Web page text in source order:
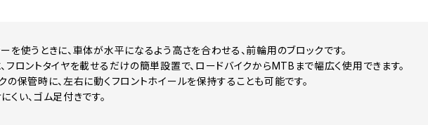
を使うときに、車体が水平になるよう高さを合わせる、前輪用のブロックです。
フロントタイヤを載せるだけの簡単設置で、ロードバイクからMTBまで幅広く使用できます。
の保管時に、左右に動くフロントホイールを保持することも可能です。
くい、ゴム足付きです。